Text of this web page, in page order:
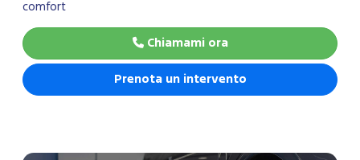
comfort
Chiamami ora
Prenota un intervento